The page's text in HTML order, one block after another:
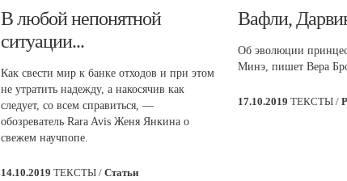
​В любой непонятной
ситуации...
Как свести мир к банке отходов и при этом
не утратить надежду, а накосячив как
следует, со всем справиться, —
обозреватель Rara Avis Женя Янкина о
свежем научпопе.
14.10.2019 ТЕКСТЫ / Статьи
​Вафли,
Об эволюции
Минэ, пишет Вера
17.10.2019 ТЕКСТЫ /